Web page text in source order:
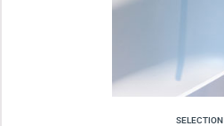
SELECTION